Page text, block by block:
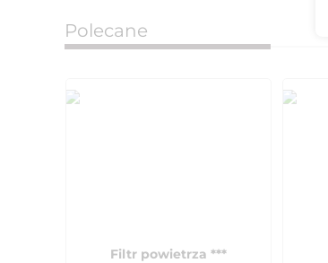
Polecane
Filtr powietrza ***